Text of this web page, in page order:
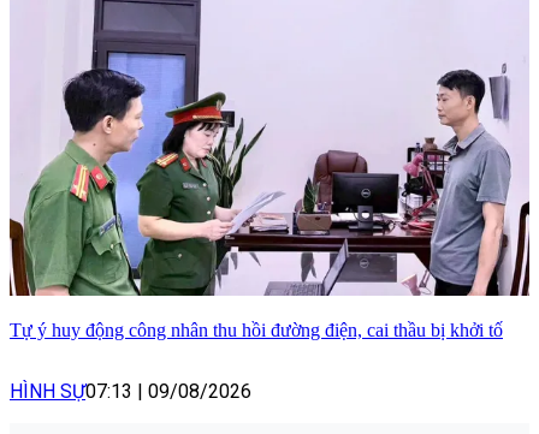
Tự ý huy động công nhân thu hồi đường điện, cai thầu bị khởi tố
HÌNH SỰ07:13 09/08/2026